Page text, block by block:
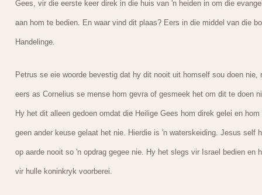
Gees, vir die eerste keer direk in die huis van 'n heiden in om die
aan hom te bedien. En waar vind dit plaas? Eers in die middel van die
Handelinge.
Petrus se eie woorde bevestig dat hy dit nooit uit homself sou doen nie,
eers as Cornelius se mense hom gevra of gesmeek het om dit te doen
Hy het dit alleen gedoen omdat die Heilige Gees hom direk gelei en hom
geen ander keuse gelaat het nie. Hierdie is 'n waterskeiding. Jesus self
op aarde nooit so 'n opdrag gegee nie. Hy het slegs vir Israel bedien en
vir hulle koninkryk voorberei.